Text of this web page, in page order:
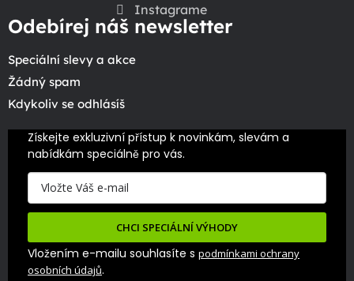
Instagrame
Odebírej náš newsletter
Speciální slevy a akce
Žádný spam
Kdykoliv se odhlásíš
Získejte exkluzivní přístup k novinkám, slevám a
nabídkám speciálně pro vás.
CHCI SPECIÁLNÍ VÝHODY
Vložením e-mailu souhlasíte s podmínkami ochrany
osobních údajů.